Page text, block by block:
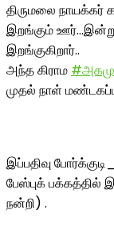
திருமலை நாயக்கர்
இறங்கும்
இறங்குகிறார்..
அந்த கிராம
முதல் நாள்
இப்பதிவு
பேஸ்புக் பக்கத்தில்
நன்றி) .